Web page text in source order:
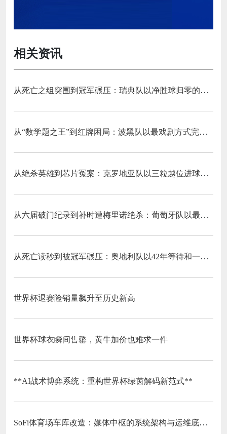
相关资讯
从死亡之组突围到冠军碾压：瑞典队以净胜球归零的戏剧性和一场大胜告别三十二强
从“数学题之王”到红牌困局：波黑队以最戏剧方式完成首次淘汰赛之旅的哲学课
从绝杀英雄到芯片冤案：克罗地亚队以三粒越位进球和一次头发触球挥别莫德里奇最后一舞
从六届破门纪录到补时遭梅里诺绝杀：葡萄牙队以最残酷方式挥别C罗二十载征途
从死亡读秒到被冠军碾压：奥地利队以42年等待和一场“希区柯克剧本”挥别北美
世界杯退赛险销量飙升至历史新高
世界杯球衣瞬间售罄，黄牛加价也难求一件
**AI战术博弈系统：重构世界杯绿茵解码新范式**
SoFi体育场车库改造：媒体中枢的系统架构与运维底层逻辑